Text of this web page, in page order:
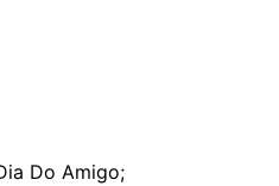
Do Amigo;